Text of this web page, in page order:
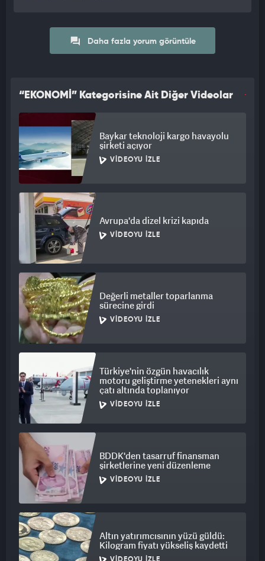
Daha fazla yorum görüntüle
“EKONOMİ” Kategorisine Ait Diğer Videolar
Baykar teknoloji kargo havayolu
şirketi açıyor
VIDEOYU İZLE
Avrupa'da dizel krizi kapıda
VIDEOYU İZLE
Değerli metaller toparlanma
sürecine girdi
VIDEOYU İZLE
Türkiye'nin özgün havacılık
motoru geliştirme yetenekleri aynı
çatı altında toplanıyor
VIDEOYU İZLE
BDDK'den tasarruf finansman
şirketlerine yeni düzenleme
VIDEOYU İZLE
Altın yatırımcısının yüzü güldü:
Kilogram fiyatı yükseliş kaydetti